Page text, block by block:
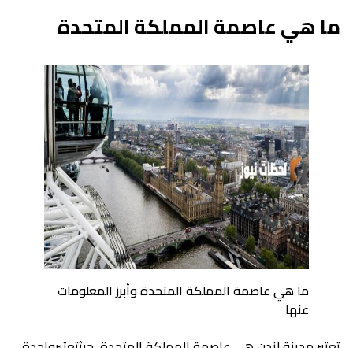
ما هي عاصمة المملكة المتحدة
ما هي عاصمة المملكة المتحدة وأبرز المعلومات
عنها